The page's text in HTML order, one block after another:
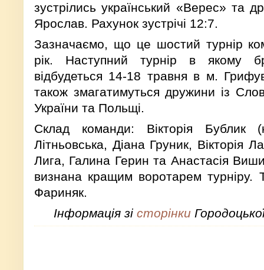
зустрілись український «Верес» та
Ярослав. Рахунок зустрічі 12:7.
Зазначаємо, що це шостий турнір
рік. Наступний турнір в якому
відбудеться 14-18 травня в м.
також змагатимуться дружини із
України та Польщі.
Склад команди: Вікторія Бублик
Літньовська, Діана Груник, Вікторія
Лига, Галина Герин та Анастасія
визнана кращим воротарем
Фариняк.
Інформація зі сторінки